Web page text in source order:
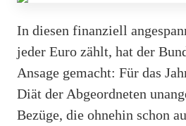
In diesen finanziell
jeder Euro zählt, hat der
Ansage gemacht: Für das
Diät der Abgeordneten
Bezüge, die ohnehin schon